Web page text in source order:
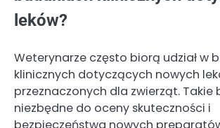
leków?
Weterynarze często biorą udział w
klinicznych dotyczących nowych
przeznaczonych dla zwierząt. Takie
niezbędne do oceny skuteczności i
bezpieczeństwa nowych